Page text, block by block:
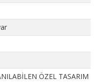
ÖZEL TASARIM